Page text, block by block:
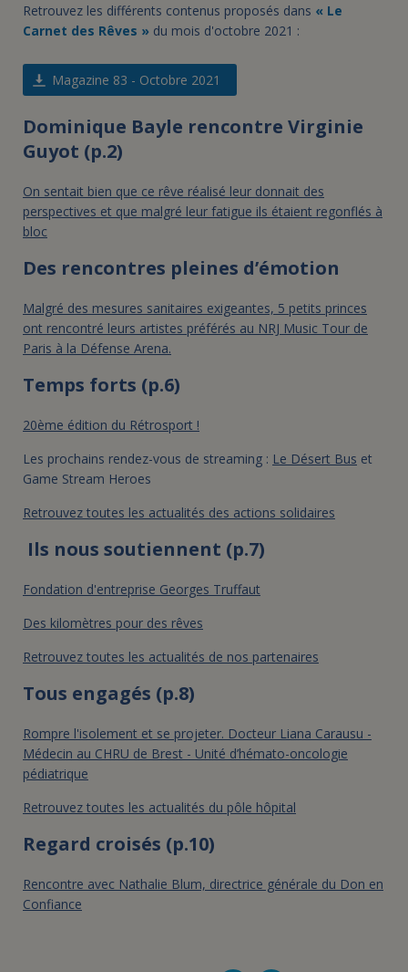
Retrouvez les différents contenus proposés dans « Le
Carnet des Rêves » du mois d'octobre 2021 :
Magazine 83 - Octobre 2021
Dominique Bayle rencontre Virginie
Guyot (p.2)
On sentait bien que ce rêve réalisé leur donnait des
perspectives et que malgré leur fatigue ils étaient regonflés à
bloc
Des rencontres pleines d’émotion
Malgré des mesures sanitaires exigeantes, 5 petits princes
ont rencontré leurs artistes préférés au NRJ Music Tour de
Paris à la Défense Arena.
Temps forts (p.6)
20ème édition du Rétrosport !
Les prochains rendez-vous de streaming : Le Désert Bus et
Game Stream Heroes
Retrouvez toutes les actualités des actions solidaires
Ils nous soutiennent (p.7)
Fondation d'entreprise Georges Truffaut
Des kilomètres pour des rêves
Retrouvez toutes les actualités de nos partenaires
Tous engagés (p.8)
Rompre l'isolement et se projeter. Docteur Liana Carausu -
Médecin au CHRU de Brest - Unité d’hémato-oncologie
pédiatrique
Retrouvez toutes les actualités du pôle hôpital
Regard croisés (p.10)
Rencontre avec Nathalie Blum, directrice générale du Don en
Confiance